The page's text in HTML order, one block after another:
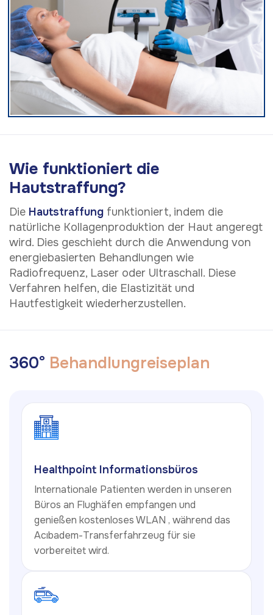
Wie funktioniert die
Hautstraffung?
Die Hautstraffung funktioniert, indem die
natürliche Kollagenproduktion der Haut angeregt
wird. Dies geschieht durch die Anwendung von
energiebasierten Behandlungen wie
Radiofrequenz, Laser oder Ultraschall. Diese
Verfahren helfen, die Elastizität und
Hautfestigkeit wiederherzustellen.
360° Behandlungreiseplan
Healthpoint Informationsbüros
Internationale Patienten werden in unseren
Büros an Flughäfen empfangen und
genießen kostenloses WLAN , während das
Acıbadem-Transferfahrzeug für sie
vorbereitet wird.